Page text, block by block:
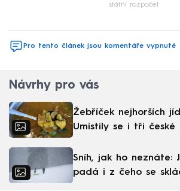
státní rozpočet
Pro tento článek jsou komentáře vypnuté
Návrhy pro vás
Žebříček nejhorších
Umístily se i tři české
Sníh, jak ho neznáte:
padá i z čeho se